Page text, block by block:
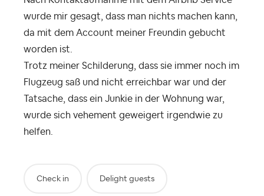
wurde mir gesagt, dass man nichts machen kann,
da mit dem Account meiner Freundin gebucht
worden ist.
Trotz meiner Schilderung, dass sie immer noch im
Flugzeug saß und nicht erreichbar war und der
Tatsache, dass ein Junkie in der Wohnung war,
wurde sich vehement geweigert irgendwie zu
helfen.
Check in Delight guests